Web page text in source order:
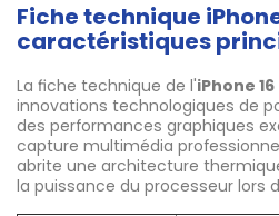
Fiche technique
caractéristiques
La fiche technique de l'iPhone 16
innovations technologiques de
des performances graphiques
capture multimédia
abrite une architecture
la puissance du processeur lors